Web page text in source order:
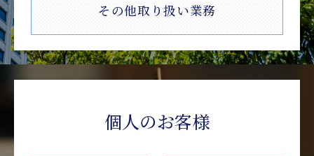
その他取り扱い業務
個人のお客様